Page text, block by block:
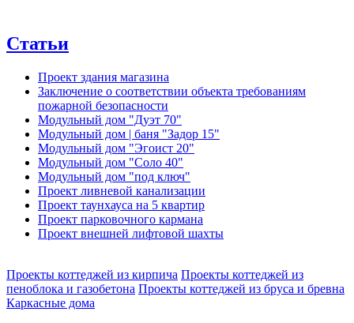
Статьи
Проект здания магазина
Заключение о соответствии объекта требованиям
пожарной безопасности
Модульный дом "Дуэт 70"
Модульный дом | баня "Задор 15"
Модульный дом "Эгоист 20"
Модульный дом "Соло 40"
Модульный дом "под ключ"
Проект ливневой канализации
Проект таунхауса на 5 квартир
Проект парковочного кармана
Проект внешней лифтовой шахты
Проекты коттеджей из кирпича Проекты коттеджей из
пеноблока и газобетона Проекты коттеджей из бруса и бревна
Каркасные дома